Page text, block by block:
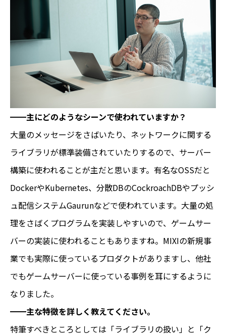
━━主にどのようなシーンで使われていますか？
大量のメッセージをさばいたり、ネットワークに関する
ライブラリが標準装備されていたりするので、サーバー
構築に使われることが主だと思います。有名なOSSだと
DockerやKubernetes、分散DBのCockroachDBやプッシ
ュ配信システムGaurunなどで使われています。大量の処
理をさばくプログラムを実装しやすいので、ゲームサー
バーの実装に使われることもありますね。MIXIの新規事
業でも実際に使っているプロダクトがありますし、他社
でもゲームサーバーに使っている事例を耳にするように
なりました。
━━主な特徴を詳しく教えてください。
特筆すべきところとしては「ライブラリの扱い」と「ク